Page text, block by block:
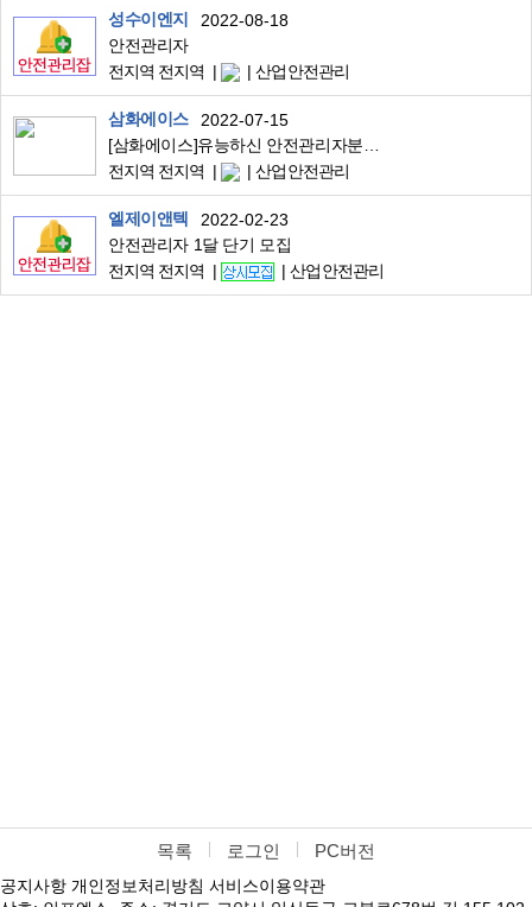
성수이엔지
2022-08-18
안전관리자
전지역 전지역
산업안전관리
삼화에이스
2022-07-15
전지역 전지역
산업안전관리
엘제이앤텍
2022-02-23
안전관리자 1달 단기 모집
전지역 전지역
산업안전관리
목록 로그인 PC버전
공지사항 개인정보처리방침 서비스이용약관